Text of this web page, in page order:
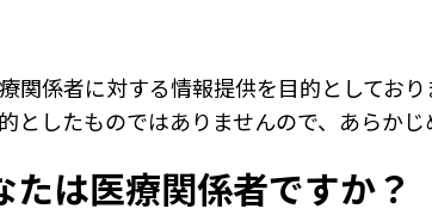
学科講師）
診断薬・免疫組織化学
検査技術学科准教授）
リンク）
関係者に対する情報提供を目的としており
としたものではありませんので、あらかじ
たは医療関係者ですか？